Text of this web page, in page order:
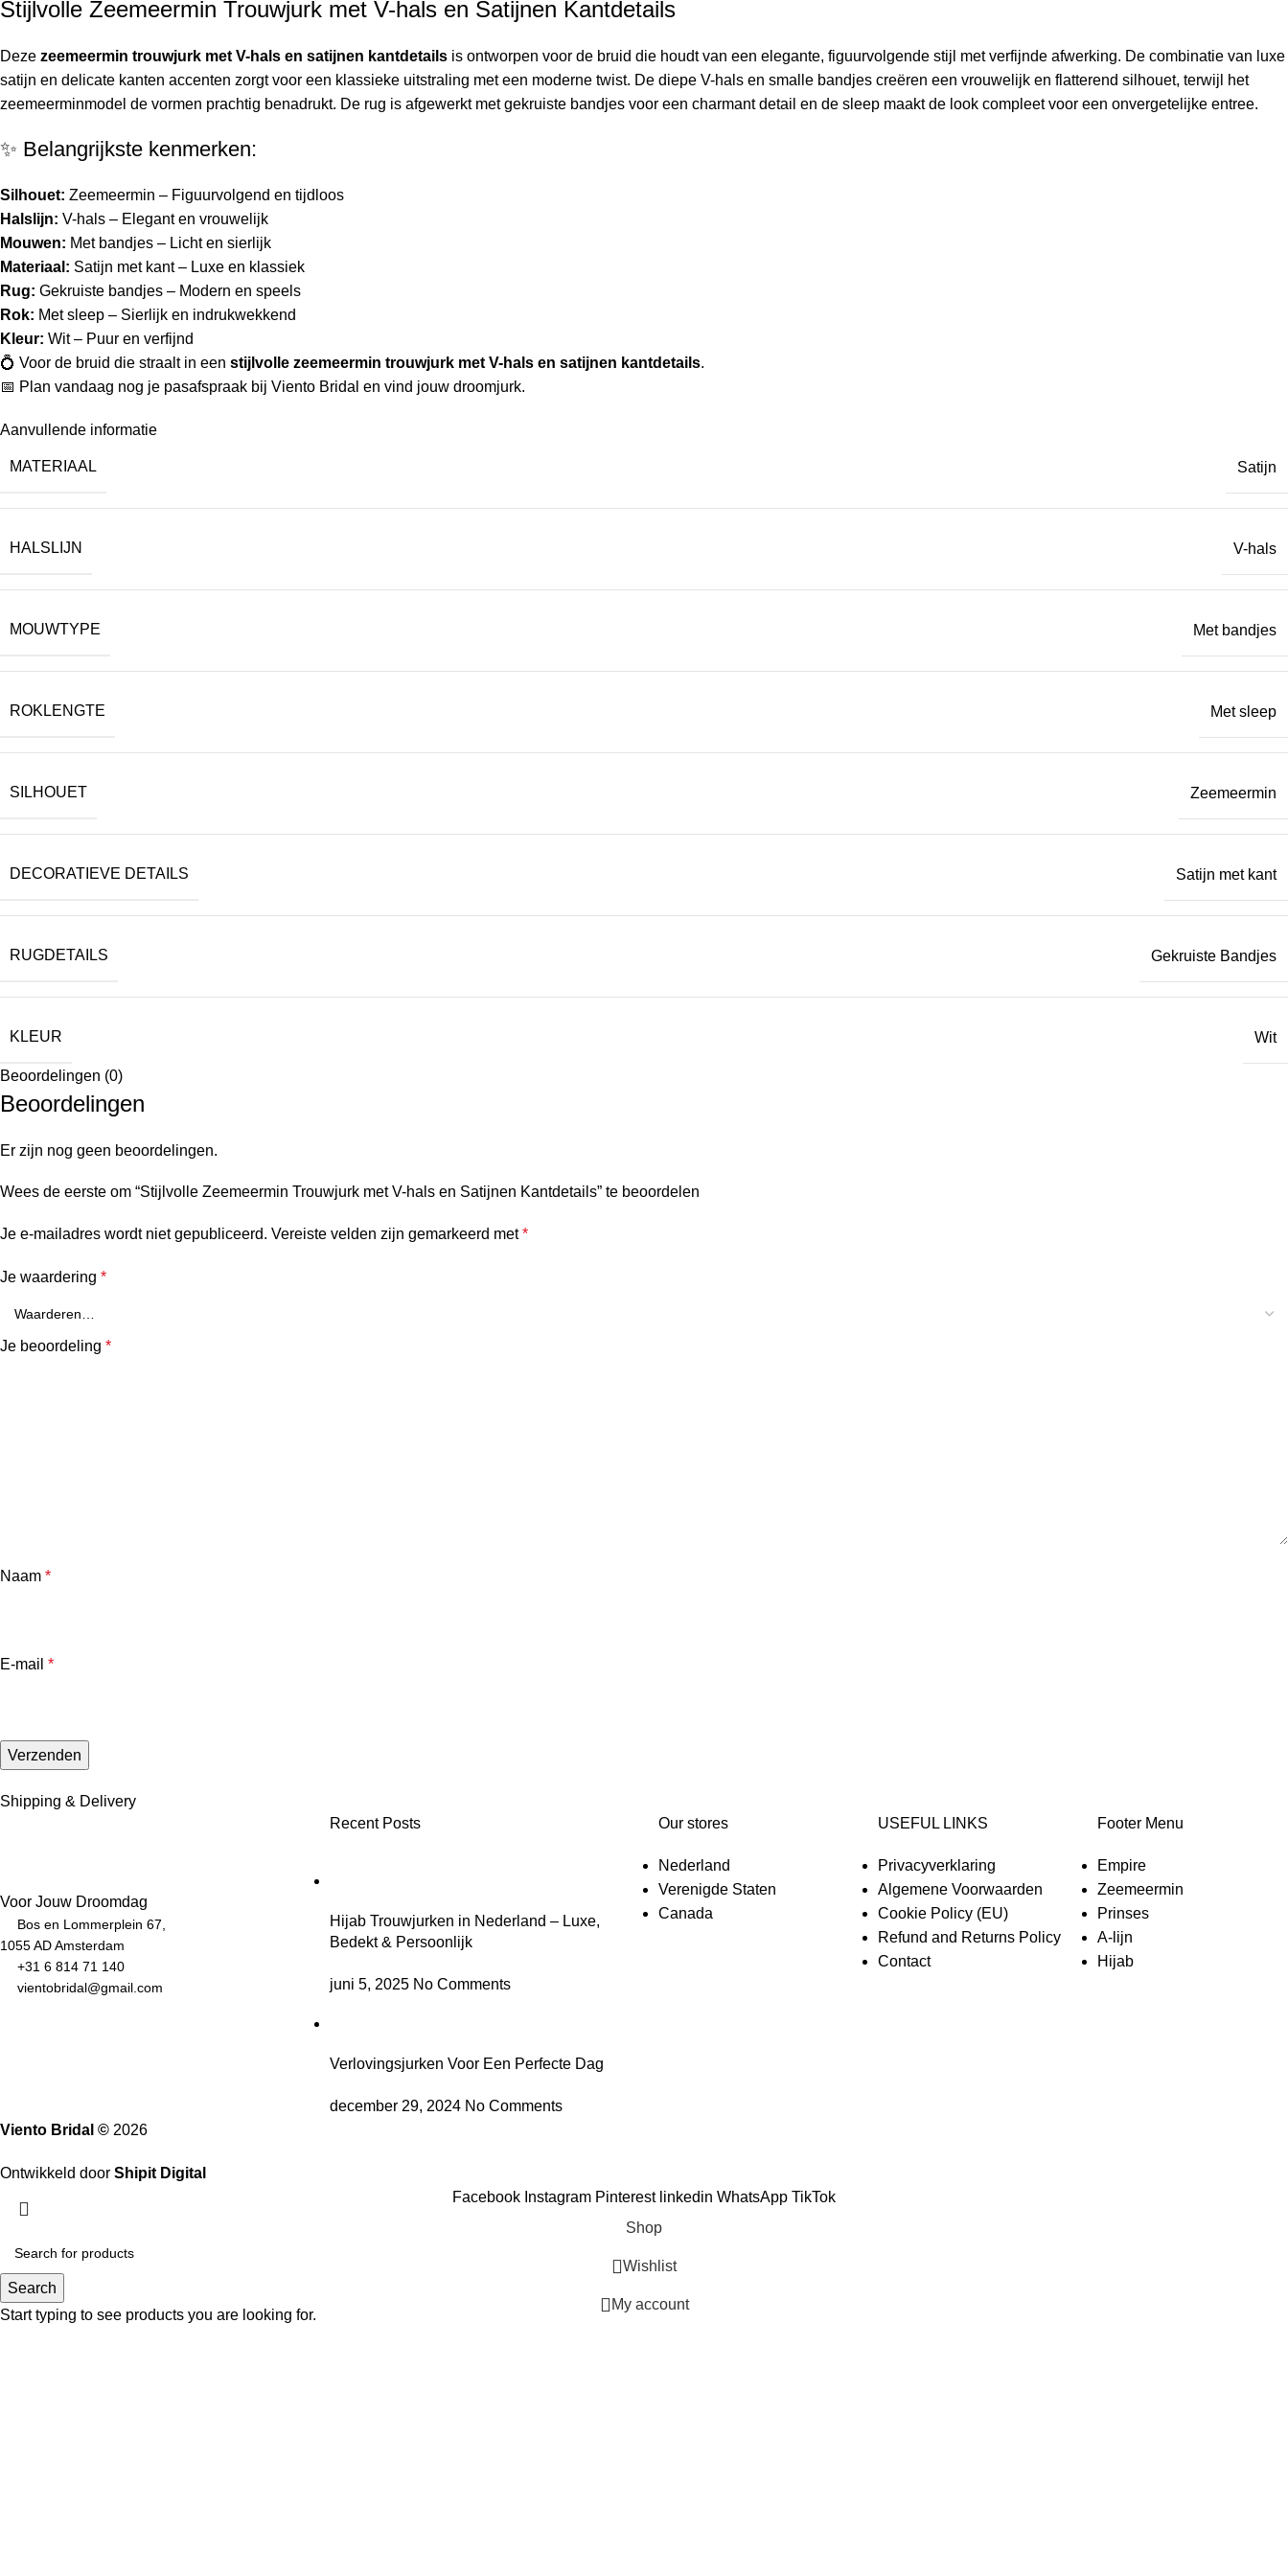
Stijlvolle Zeemeermin Trouwjurk met V-hals en Satijnen Kantdetails
Deze zeemeermin trouwjurk met V-hals en satijnen kantdetails is ontworpen voor de bruid die houdt van een elegante, figuurvolgende stijl met verfijnde afwerking. De combinatie van luxe
satijn en delicate kanten accenten zorgt voor een klassieke uitstraling met een moderne twist. De diepe V-hals en smalle bandjes creëren een vrouwelijk en flatterend silhouet, terwijl het
zeemeerminmodel de vormen prachtig benadrukt. De rug is afgewerkt met gekruiste bandjes voor een charmant detail en de sleep maakt de look compleet voor een onvergetelijke entree.
✨ Belangrijkste kenmerken:
Silhouet: Zeemeermin – Figuurvolgend en tijdloos
Halslijn: V-hals – Elegant en vrouwelijk
Mouwen: Met bandjes – Licht en sierlijk
Materiaal: Satijn met kant – Luxe en klassiek
Rug: Gekruiste bandjes – Modern en speels
Rok: Met sleep – Sierlijk en indrukwekkend
Kleur: Wit – Puur en verfijnd
💍 Voor de bruid die straalt in een stijlvolle zeemeermin trouwjurk met V-hals en satijnen kantdetails.
📅 Plan vandaag nog je pasafspraak bij Viento Bridal en vind jouw droomjurk.
Aanvullende informatie
MATERIAAL Satijn
HALSLIJN V-hals
MOUWTYPE Met bandjes
ROKLENGTE Met sleep
SILHOUET Zeemeermin
DECORATIEVE DETAILS Satijn met kant
RUGDETAILS Gekruiste Bandjes
KLEUR Wit
Beoordelingen (0)
Beoordelingen
Er zijn nog geen beoordelingen.
Wees de eerste om “Stijlvolle Zeemeermin Trouwjurk met V-hals en Satijnen Kantdetails” te beoordelen
Je e-mailadres wordt niet gepubliceerd. Vereiste velden zijn gemarkeerd met*
Je waardering *
Je beoordeling *
Naam *
E-mail *
Shipping & Delivery
Voor Jouw Droomdag
Bos en Lommerplein 67,
1055 AD Amsterdam
+31 6 814 71 140
vientobridal@gmail.com
Recent Posts
Hijab Trouwjurken in Nederland – Luxe,
Bedekt & Persoonlijk
juni 5, 2025 No Comments
Verlovingsjurken Voor Een Perfecte Dag
december 29, 2024 No Comments
Our stores
Nederland
Verenigde Staten
Canada
USEFUL LINKS
Privacyverklaring
Algemene Voorwaarden
Cookie Policy (EU)
Refund and Returns Policy
Contact
Footer Menu
Empire
Zeemeermin
Prinses
A-lijn
Hijab
Viento Bridal © 2026
Ontwikkeld door Shipit Digital
Search
Start typing to see products you are looking for.
Facebook Instagram Pinterest linkedin WhatsApp TikTok
Shop
Wishlist
My account